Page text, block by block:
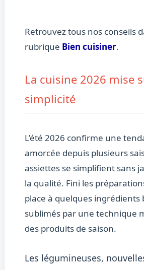
Retrouvez tous nos conseils
rubrique Bien cuisiner.
La cuisine 2026 mise
simplicité
L’été 2026 confirme une
amorcée depuis plusieurs
assiettes se simplifient sans
la qualité. Fini les
place à quelques ingrédients
sublimés par une technique
des produits de saison.
Les légumineuses,